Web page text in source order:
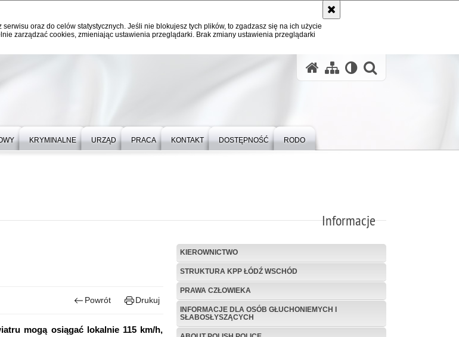
oraz do celów statystycznych. Jeśli nie blokujesz tych plików, to zgadzasz się na ich użycie
zarządzać cookies, zmieniając ustawienia przeglądarki. Brak zmiany ustawienia przeglądarki
KRYMINALNE URZĄD PRACA KONTAKT DOSTĘPNOŚĆ RODO
Informacje
Powrót Drukuj
mogą osiągać lokalnie 115 km/h,
KIEROWNICTWO
STRUKTURA KPP ŁÓDŹ WSCHÓD
PRAWA CZŁOWIEKA
INFORMACJE DLA OSÓB GŁUCHONIEMYCH I
SŁABOSŁYSZĄCYCH